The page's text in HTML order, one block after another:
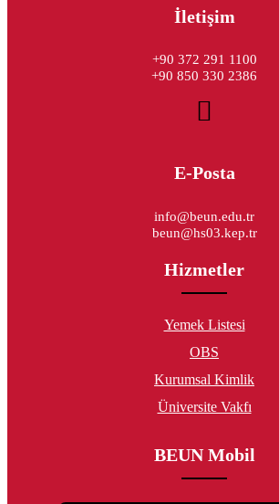
İletişim
+90 372 291 1100
+90 850 330 2386
E-Posta
info@beun.edu.tr
beun@hs03.kep.tr
Hizmetler
Yemek Listesi
OBS
Kurumsal Kimlik
Üniversite Vakfı
BEUN Mobil